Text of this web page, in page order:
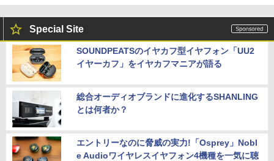
Special Site
SOUNDPEATSのイヤカフ型イヤフォン「UU2
イヤーカフ」をイヤカフマニアが語る
総合オーディオブランドに進化するSHANLING
とは何者か？
エントリーなのに脅威の実力!「Osprey」Nobl
e Audioワイヤレスイヤフォン4機種を一気に聴